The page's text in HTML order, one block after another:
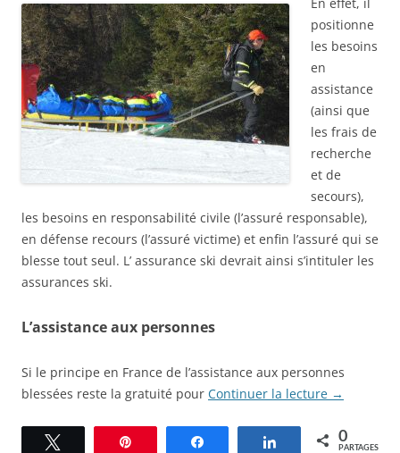
positionne
les besoins
en
assistance
(ainsi que
les frais de
recherche
et de
secours),
les besoins en responsabilité civile (l’assuré responsable),
en défense recours (l’assuré victime) et enfin l’assuré qui se
blesse tout seul. L’ assurance ski devrait ainsi s’intituler les
assurances ski.
L’assistance aux personnes
Si le principe en France de l’assistance aux personnes
blessées reste la gratuité pour Continuer la lecture →
Partagez 0
PARTAGES